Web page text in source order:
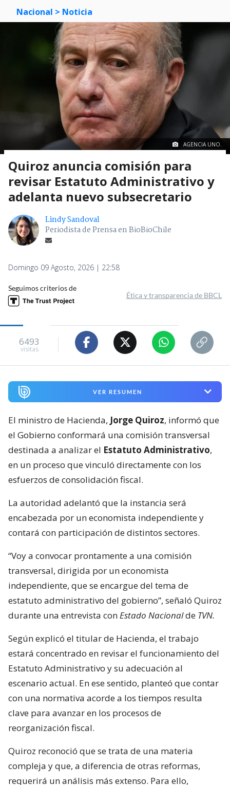
Nacional > Noticia
AGENCIA UNO.
Quiroz anuncia comisión para
revisar Estatuto Administrativo y
adelanta nuevo subsecretario
Lindy Sandoval
Periodista de Prensa en BioBioChile
Domingo 09 Agosto, 2026 | 22:58
Seguimos criterios de
Ética y transparencia de BBCL
6493
visitas
VER RESUMEN
El ministro de Hacienda, Jorge Quiroz, informó que
el Gobierno conformará una comisión transversal
destinada a analizar el Estatuto Administrativo,
en un proceso que vinculó directamente con los
esfuerzos de consolidación fiscal.
La autoridad adelantó que la instancia será
encabezada por un economista independiente y
contará con participación de distintos sectores.
“Voy a convocar prontamente a una comisión
transversal, dirigida por un economista
independiente, que se encargue del tema de
estatuto administrativo del gobierno”, señaló Quiroz
durante una entrevista con Estado Nacionalde TVN.
Según explicó el titular de Hacienda, el trabajo
estará concentrado en revisar el funcionamiento del
Estatuto Administrativo y su adecuación al
escenario actual. En ese sentido, planteó que contar
con una normativa acorde a los tiempos resulta
clave para avanzar en los procesos de
reorganización fiscal.
Quiroz reconoció que se trata de una materia
compleja y que, a diferencia de otras reformas,
requerirá un análisis más extenso. Para ello,